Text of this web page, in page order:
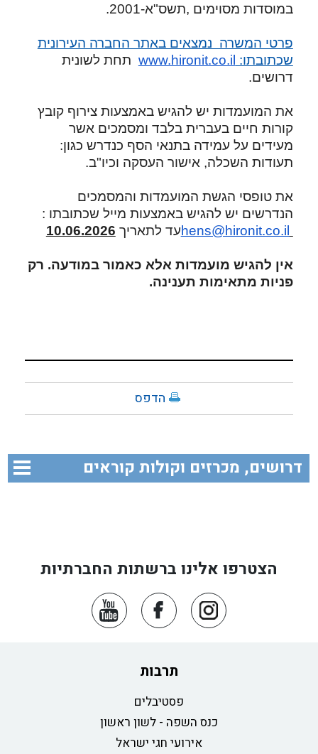
במוסדות מסוימים ,תשס"א-2001 .
פרטי המשרה נמצאים באתר החברה העירונית
שכתובתו: www.hironit.co.il תחת לשונית
דרושים.
את המועמדות יש להגיש באמצעות צירוף קובץ
קורות חיים בעברית בלבד ומסמכים אשר
מעידים על עמידה בתנאי הסף כנדרש כגון:
תעודות השכלה, אישור העסקה וכיו"ב.
את טופסי הגשת המועמדות והמסמכים
הנדרשים יש להגיש באמצעות מייל שכתובתו :
hens@hironit.co.ilעד לתאריך 10.06.2026
אין להגיש מועמדות אלא כאמור במודעה. רק
פניות מתאימות תענינה.
הדפס
דרושים, מכרזים וקולות קוראים
הצטרפו אלינו ברשתות החברתיות
תרבות
פסטיבלים
כנס השפה - לשון ראשון
אירועי חגי ישראל